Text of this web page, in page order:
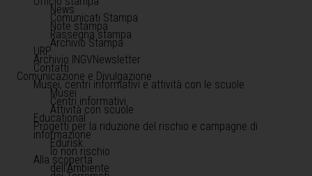
News
Comunicati Stampa
Note stampa
Rassegna stampa
Archivio Stampa
URP
Archivio INGVNewsletter
Contatti
Comunicazione e Divulgazione
Musei, centri informativi e attività con le scuole
Musei
Centri informativi
Attività con scuole
Educational
Progetti per la riduzione del rischio e campagne di
informazione
Edurisk
Io non rischio
Alla scoperta
dell'Ambiente